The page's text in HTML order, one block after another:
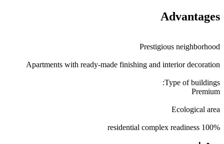
Advantages
Prestigious neighborhood
Apartments with ready-made finishing and interior decoration
Type of buildings:
Premium
Ecological area
100% residential complex readiness